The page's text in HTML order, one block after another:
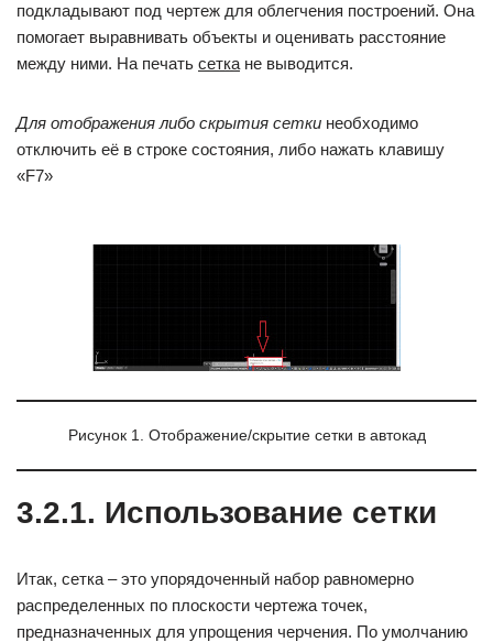
подкладывают под чертеж для облегчения построений. Она
помогает выравнивать объекты и оценивать расстояние
между ними. На печать сетка не выводится.
Для отображения либо скрытия сетки необходимо
отключить её в строке состояния, либо нажать клавишу
«F7»
Рисунок 1. Отображение/скрытие сетки в автокад
3.2.1. Использование сетки
Итак, сетка – это упорядоченный набор равномерно
распределенных по плоскости чертежа точек,
предназначенных для упрощения черчения. По умолчанию